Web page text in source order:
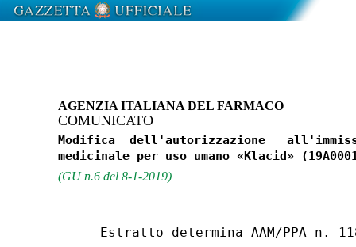
AGENZIA ITALIANA DEL FARMACO
COMUNICATO
Modifica  dell'autorizzazione
(GU n.6 del 8-1-2019)
Estratto determina AAM/PPA n.